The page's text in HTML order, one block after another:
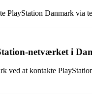
Danmark via
netværket i
ved at kontakte